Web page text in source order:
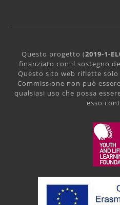
Questo progetto (2019-1-
finanziato con il sostegno
Questo sito web riflette
Commissione non può
qualsiasi uso che possa
esso